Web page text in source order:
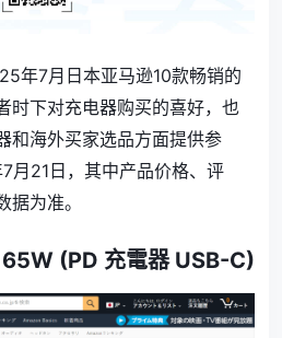
年7月日本亚马逊10款畅销的
时下对充电器购买的喜好，也
和海外买家选品方面提供参
月21日，其中产品价格、评
为准。
(PD 充電器 USB-C)